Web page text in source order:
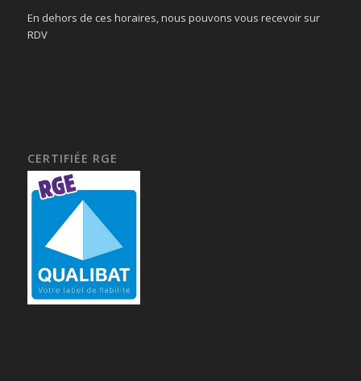
En dehors de ces horaires, nous pouvons vous recevoir sur
RDV
CERTIFIÉE RGE